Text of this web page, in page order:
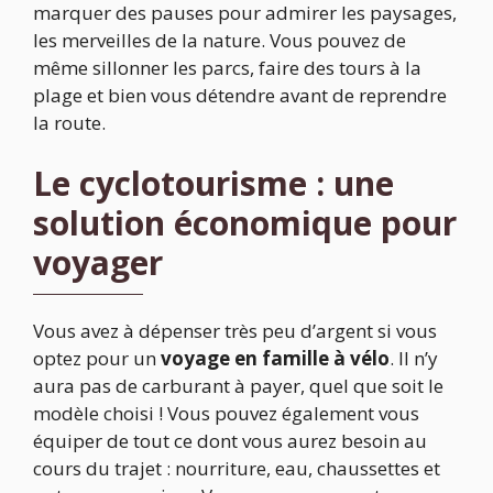
marquer des pauses pour admirer les paysages,
les merveilles de la nature. Vous pouvez de
même sillonner les parcs, faire des tours à la
plage et bien vous détendre avant de reprendre
la route.
Le cyclotourisme : une
solution économique pour
voyager
Vous avez à dépenser très peu d’argent si vous
optez pour unvoyage en famille à vélo. Il n’y
aura pas de carburant à payer, quel que soit le
modèle choisi ! Vous pouvez également vous
équiper de tout ce dont vous aurez besoin au
cours du trajet : nourriture, eau, chaussettes et